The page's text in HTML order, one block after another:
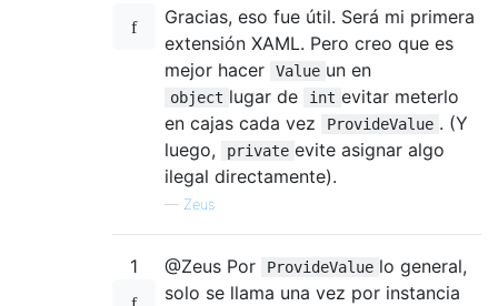
Gracias, eso fue útil. Será mi primera
extensión XAML. Pero creo que es
mejor hacer
Value un en
object lugar de int evitar meterlo
en cajas cada vez
ProvideValue . (Y
luego,
private evite asignar algo
ilegal directamente).
— Zeus
1 @Zeus Por ProvideValue lo general,
solo se llama una vez por instancia